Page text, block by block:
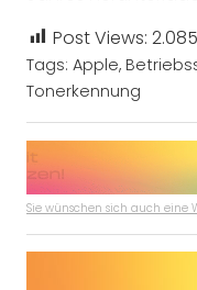
Post Views: 2.085
Tags: Apple,
Tonerkennung
Sie wünschen sich auch eine